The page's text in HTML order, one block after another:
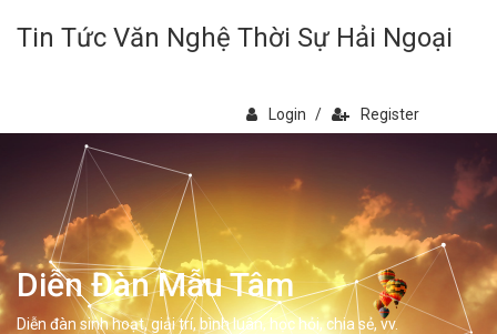
Tin Tức Văn Nghệ Thời Sự Hải Ngoại
Login / Register
Diễn Đàn Mẫu Tâm
Diễn đàn sinh hoạt, giải trí, bình luân, học hỏi, chia sẻ, vv.